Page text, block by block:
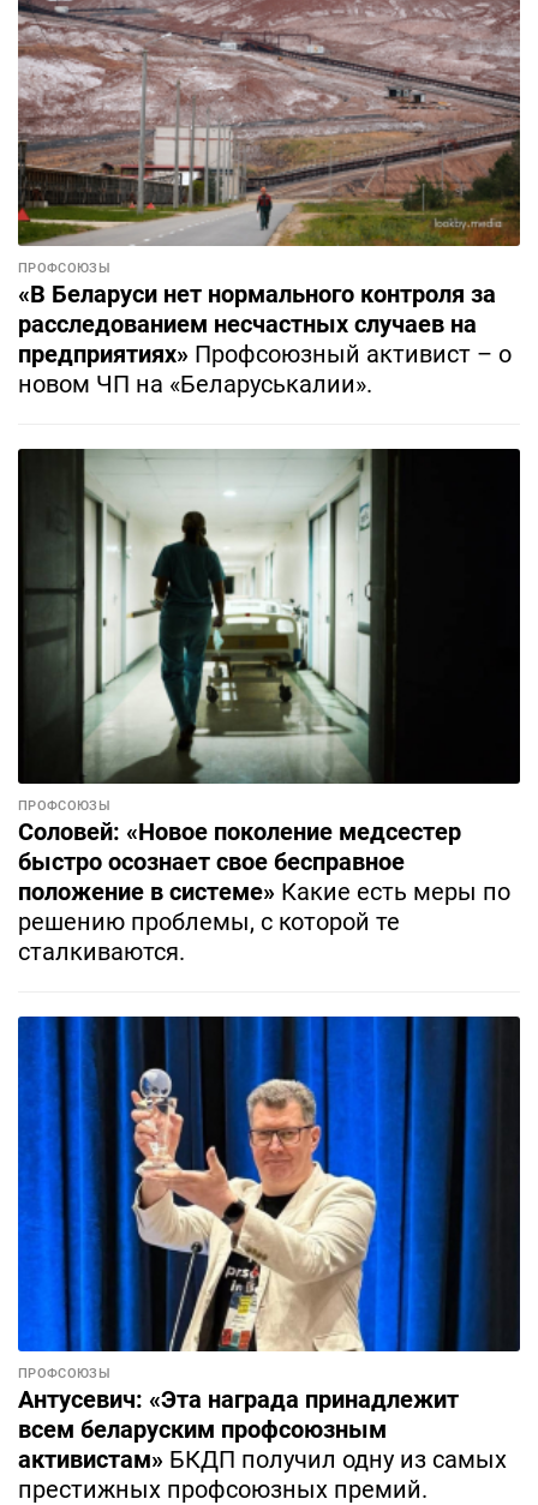
ПРОФСОЮЗЫ
«В Беларуси нет нормального контроля за
расследованием несчастных случаев на
предприятиях» Профсоюзный активист – о
новом ЧП на «Беларуськалии».
ПРОФСОЮЗЫ
Соловей: «Новое поколение медсестер
быстро осознает свое бесправное
положение в системе» Какие есть меры по
решению проблемы, с которой те
сталкиваются.
ПРОФСОЮЗЫ
Антусевич: «Эта награда принадлежит
всем беларуским профсоюзным
активистам» БКДП получил одну из самых
престижных профсоюзных премий.